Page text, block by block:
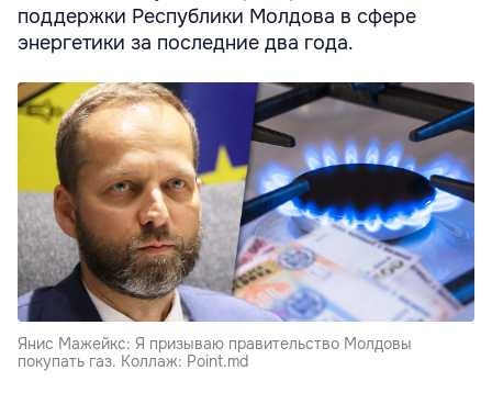
поддержки Республики Молдова в сфере
энергетики за последние два года.
Янис Мажейкс: Я призываю правительство Молдовы
покупать газ. Коллаж: Point.md